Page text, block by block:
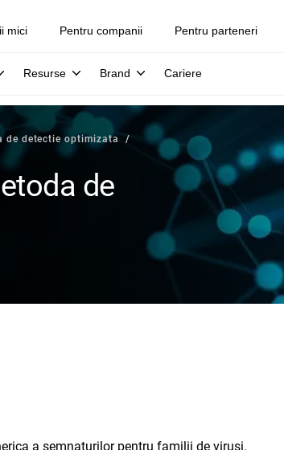
mici Pentru companii Pentru parteneri
Resurse Brand Cariere
de detectie optimizata
de
a semnaturilor pentru familii de virusi.